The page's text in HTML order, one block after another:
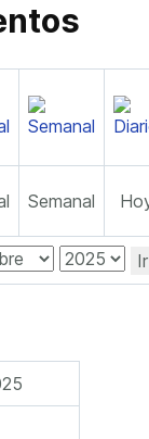
Semanal